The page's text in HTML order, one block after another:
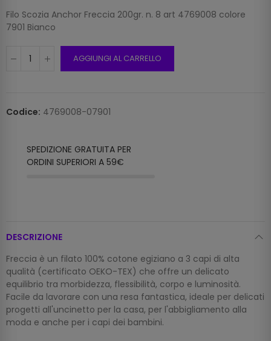
Filo Scozia Anchor Freccia 200gr. n. 8 art 4769008 colore
7901 Bianco
AGGIUNGI AL CARRELLO
Codice: 4769008-07901
SPEDIZIONE GRATUITA PER
ORDINI SUPERIORI A 59€
DESCRIZIONE
Freccia è un filato 100% cotone egiziano a 3 capi di alta
qualità (certificato OEKO-TEX) che offre un delicato
equilibrio tra morbidezza, flessibilità, corpo e luminosità.
Facile da lavorare con una resa fantastica, ideale per delicati
progetti all'uncinetto per la casa, per l'abbigliamento alla
moda e anche per i capi dei bambini.